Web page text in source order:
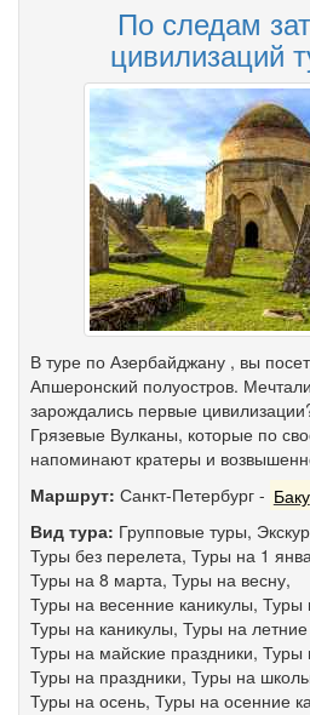
По следам
цивилизаций
В туре по Азербайджану , вы
Апшеронский полуостров.
зарождались первые
Грязевые Вулканы, которые по
напоминают кратеры и
Маршрут: Санкт-Петербург - Баку
Вид тура: Групповые туры,
Туры без перелета, Туры на 1
Туры на 8 марта, Туры на весну,
Туры на весенние каникулы, Туры
Туры на каникулы, Туры на
Туры на майские праздники, Туры
Туры на праздники, Туры на
Туры на осень, Туры на осенние